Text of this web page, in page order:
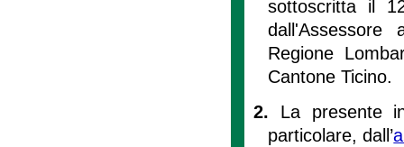
sottoscritta il
dall'Assessore
Regione
Cantone Ticino.
2. La presente
particolare, dall’